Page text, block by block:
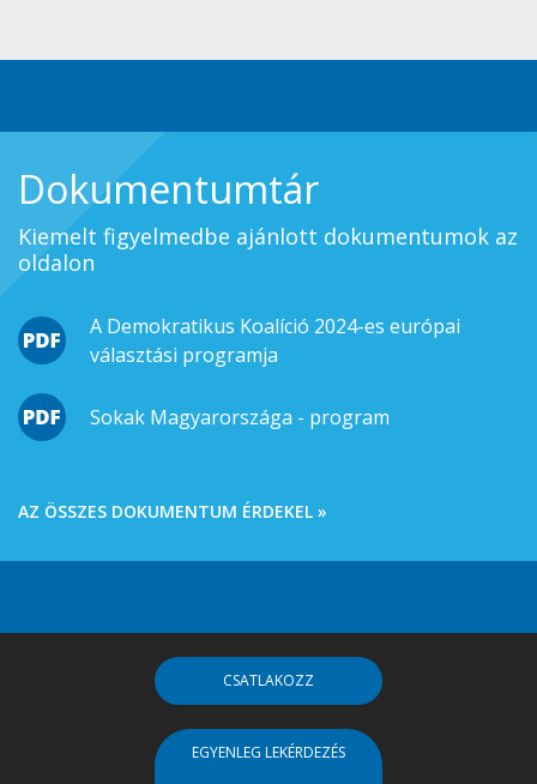
Dokumentumtár
Kiemelt figyelmedbe ajánlott dokumentumok az
oldalon
A Demokratikus Koalíció 2024-es európai
választási programja
Sokak Magyarországa - program
AZ ÖSSZES DOKUMENTUM ÉRDEKEL »
CSATLAKOZZ
EGYENLEG LEKÉRDEZÉS